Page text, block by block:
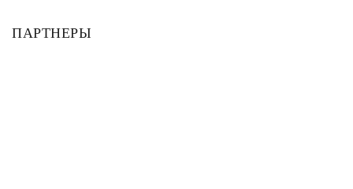
ПАРТНЕРЫ